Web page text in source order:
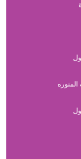
المنوره